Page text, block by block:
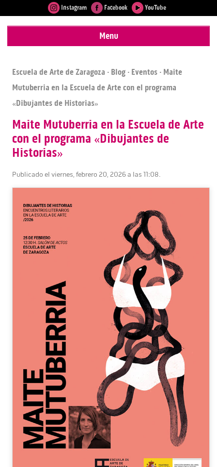
Instagram Facebook YouTube
Menu
Escuela de Arte de Zaragoza · Blog · Eventos · Maite
Mutuberria en la Escuela de Arte con el programa
«Dibujantes de Historias»
Maite Mutuberria en la Escuela de Arte
con el programa «Dibujantes de
Historias»
Publicado el viernes, febrero 20, 2026 a las 11:08.